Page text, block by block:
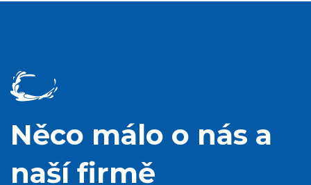
Něco málo o nás a
naší firmě